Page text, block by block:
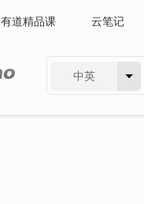
有道精品课 云笔记
中英